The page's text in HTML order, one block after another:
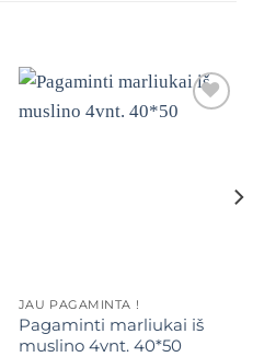
JAU PAGAMINTA !
Pagaminti marliukai iš
muslino 4vnt. 40*50